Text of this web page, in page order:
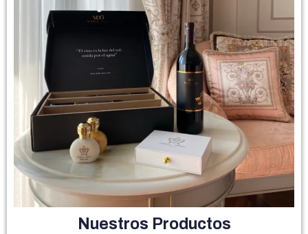
Nuestros Productos